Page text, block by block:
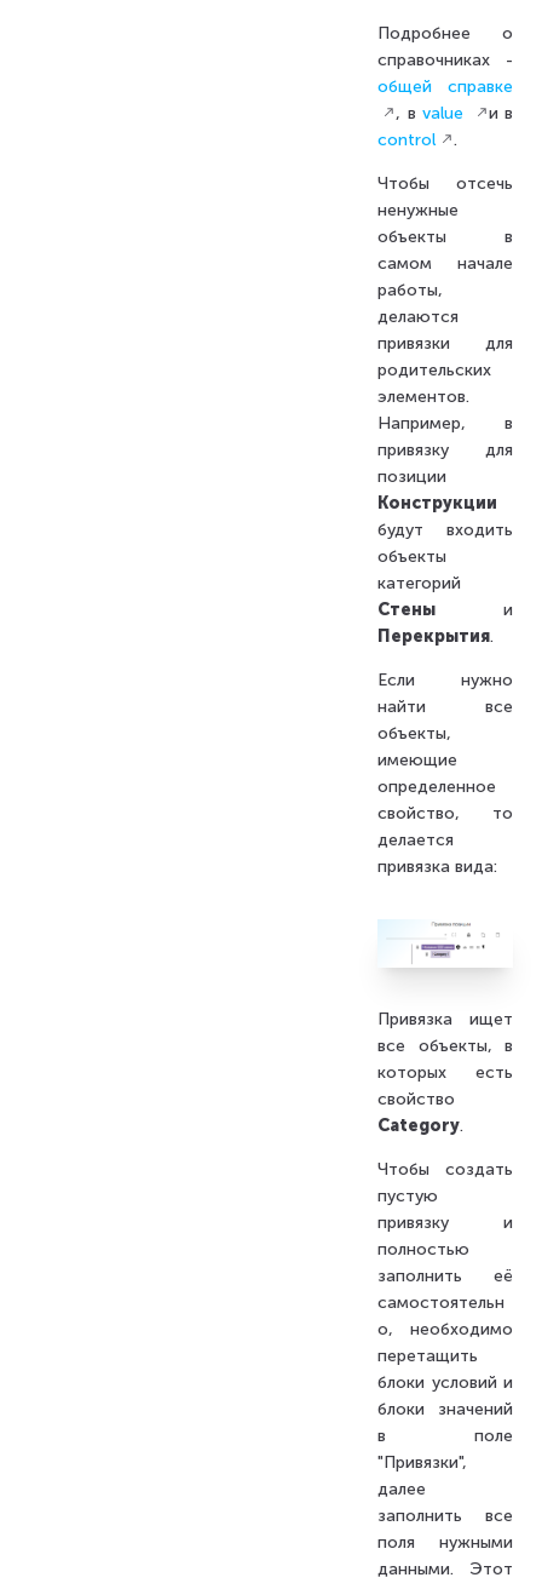
Подробнее о
справочниках -
общей справке
, в value
и в
control
.
Чтобы отсечь
ненужные
объекты в
самом начале
работы,
делаются
привязки для
родительских
элементов.
Например, в
привязку для
позиции
Конструкции
будут входить
объекты
категорий
Стены и
Перекрытия.
Если нужно
найти все
объекты,
имеющие
определенное
свойство, то
делается
привязка вида:
Привязка ищет
все объекты, в
которых есть
свойство
Category.
Чтобы создать
пустую
привязку и
полностью
заполнить её
самостоятельн
о, необходимо
перетащить
блоки условий и
блоки значений
в поле
"Привязки",
далее
заполнить все
поля нужными
данными. Этот